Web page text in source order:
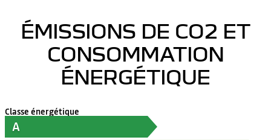
ÉMISSIONS DE CO2 ET
CONSOMMATION
ÉNERGÉTIQUE
Classe énergétique
A